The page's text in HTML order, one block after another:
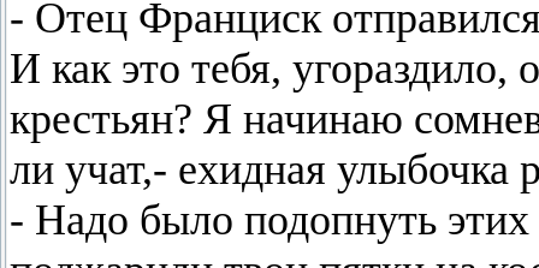
- Отец Франциск
И как это тебя,
крестьян? Я начинаю
ли учат,- ехидная улыбочка
- Надо было подопнуть